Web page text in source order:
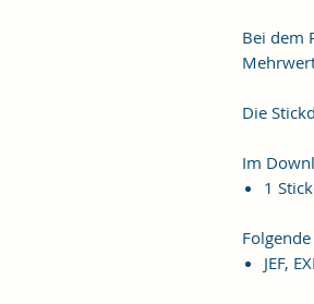
Bei dem
Die
Im
1
JEF,